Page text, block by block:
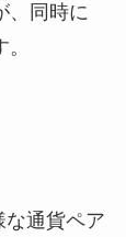
、同時に
な通貨ペア